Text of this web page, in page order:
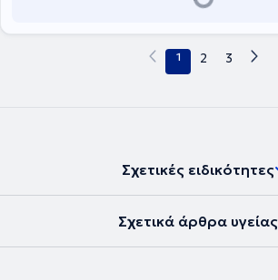
1 2 3
Σχετικές ειδικότητες
Σχετικά άρθρα υγείας